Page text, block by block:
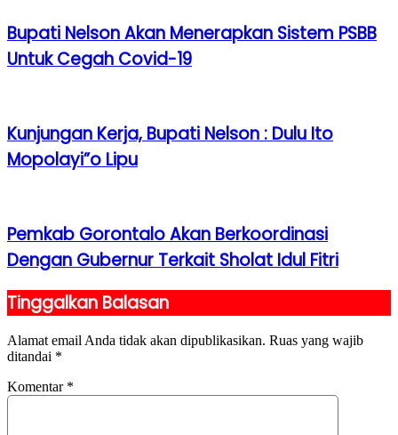
Bupati Nelson Akan Menerapkan Sistem PSBB
Untuk Cegah Covid-19
Kunjungan Kerja, Bupati Nelson : Dulu Ito
Mopolayi”o Lipu
Pemkab Gorontalo Akan Berkoordinasi
Dengan Gubernur Terkait Sholat Idul Fitri
Tinggalkan Balasan
Alamat email Anda tidak akan dipublikasikan. Ruas yang wajib
ditandai *
Komentar *